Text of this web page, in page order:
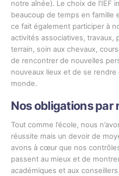
notre aînée). Le choix de l’IEF
beaucoup de temps en famille
ce fait également participer à
activités associatives, travaux,
terrain, soin aux chevaux,
de rencontrer de nouvelles
nouveaux lieux et de se
monde.
Nos obligations par
Tout comme l’école, nous
réussite mais un devoir de
avons à cœur que nos
passent au mieux et de
académiques et aux